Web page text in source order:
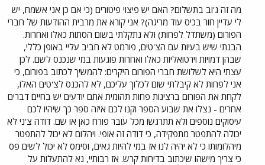
מה זה ג'וב בתשלום? האם יש פיצוי פיטורים (כי אם כן אני אשמח, יש
לי עדיין חור בכיס עוד מריגה)? אני קורא את מרבית ההודעות של חברי
הפורום (משתדל לפחות) ולא נתקלתי בשום הסתות כאלו ואחרות.
הבנתי שיש בעיות עם הצ'טים, פורמט לא חביב עליי באופן כללי,
שבהן דמויות וירטואליות כאלו ואחרות פוגעות במי שנכנס לשם. לכן
עצתי היא לשלושת חברי הפורום היקרים: להמשיך לכתוב בפורום, כי
אני לפחות לא קיבלתי שום לכלוך עליכם, לא להכנס לצ'טים האלו,
לקחת את הפורום ברצינות פחות תהומית אתם יודעים יש בחיים דברים
אחרים - נצלו את שבוע הספר וקנו לכם איזה ספר כך שיהיו לכם
עיסוקים נוספים ולא תתרגשו מכל עובר פורח כאן או שם. דודה צ'ני לא
יכולה להתפטר מתפקידה, כי דודה זה אופי. ויהלום לא יכול להתפטר
מיהלומותו כי לא יהיה לנו אז במי להיות גאים, וסימס לא יכול לשים פס
כי צריך מישהו שיכתוב בדיחות קרש. אז רבותיי, נא להתעלות על